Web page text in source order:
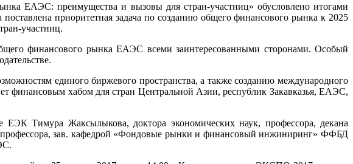
ЕАЭС: преимущества и вызовы для стран-участниц» обусловлено итогами
приоритетная задача по созданию общего финансового рынка к 2025
участниц.
финансового рынка ЕАЭС всеми заинтересованными сторонами. Особый
единого биржевого пространства, а также созданию международного
хабом для стран Центральной Азии, республик Закавказья, ЕАЭС,
Тимура Жаксылыкова, доктора экономических наук, профессора, декана
зав. кафедрой «Фондовые рынки и финансовый инжиниринг» ФФБД